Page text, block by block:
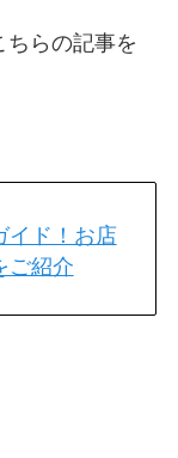
ちらの記事を
イド！お店
ご紹介